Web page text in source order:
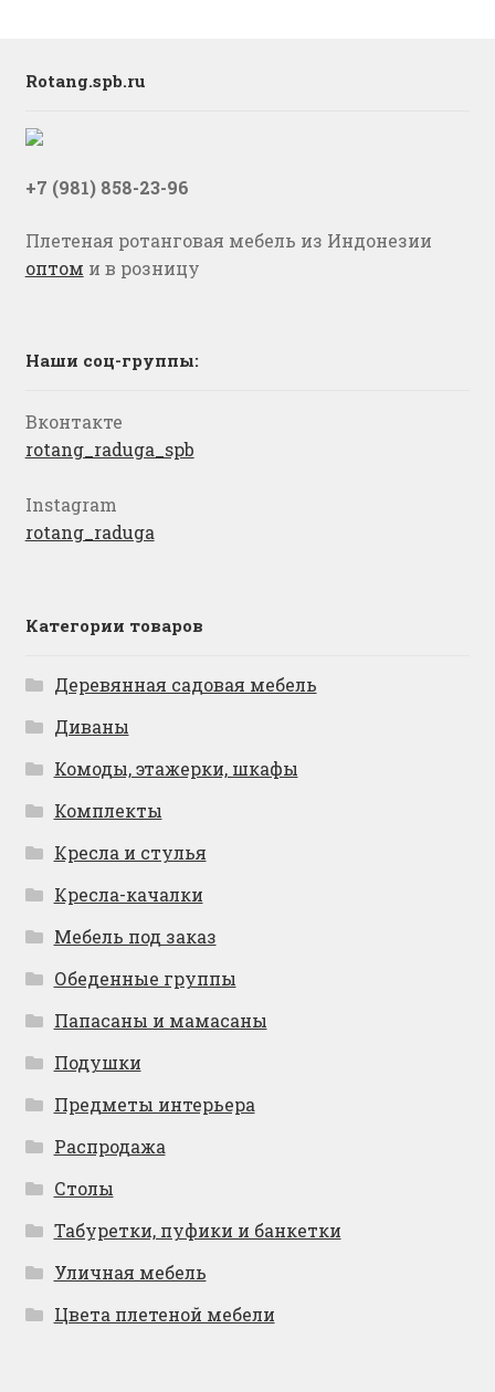
Rotang.spb.ru
+7 (981) 858-23-96
Плетеная ротанговая мебель из Индонезии
оптом и в розницу
Наши соц-группы:
Вконтакте
rotang_raduga_spb
Instagram
rotang_raduga
Категории товаров
Деревянная садовая мебель
Диваны
Комоды, этажерки, шкафы
Комплекты
Кресла и стулья
Кресла-качалки
Мебель под заказ
Обеденные группы
Папасаны и мамасаны
Подушки
Предметы интерьера
Распродажа
Столы
Табуретки, пуфики и банкетки
Уличная мебель
Цвета плетеной мебели